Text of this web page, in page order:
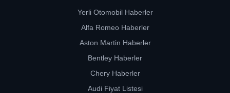
Yerli Otomobil Haberler
Alfa Romeo Haberler
Aston Martin Haberler
Bentley Haberler
Chery Haberler
Audi Fiyat Listesi